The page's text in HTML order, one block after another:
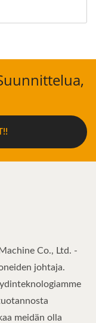
Co., Ltd. -
johtaja.
meidän olla